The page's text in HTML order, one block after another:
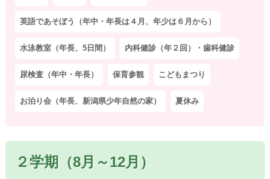
英語であそぼう（年中・年長は４月、年少は６月から）
水泳教室（年長、5日間） 内科健診（年２回）・歯科健診
尿検査（年中・年長） 保育参観 こどもまつり
お泊り会（年長、新潟県少年自然の家） 夏休み
２学期（8月～12月）